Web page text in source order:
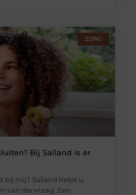
ZORG
Bij Salland is er
bij mij? Salland helpt u
van die vraag. Een